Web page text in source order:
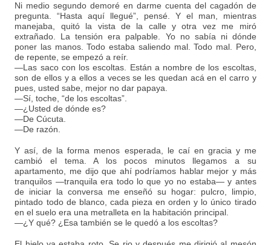
Ni medio segundo demoré en darme cuenta del cagadón de
pregunta. “Hasta aquí llegué”, pensé. Y el man, mientras
manejaba, quitó la vista de la calle y otra vez me miró
extrañado. La tensión era palpable. Yo no sabía ni dónde
poner las manos. Todo estaba saliendo mal. Todo mal. Pero,
de repente, se empezó a reír.
—Las saco con los escoltas. Están a nombre de los escoltas,
son de ellos y a ellos a veces se les quedan acá en el carro y
pues, usted sabe, mejor no dar papaya.
—Sí, toche, “de los escoltas”.
—¿Usted de dónde es?
—De Cúcuta.
—De razón.
Y así, de la forma menos esperada, le caí en gracia y me
cambió el tema. A los pocos minutos llegamos a su
apartamento, me dijo que ahí podríamos hablar mejor y más
tranquilos —tranquila era todo lo que yo no estaba— y antes
de iniciar la conversa me enseñó su hogar: pulcro, limpio,
pintado todo de blanco, cada pieza en orden y lo único tirado
en el suelo era una metralleta en la habitación principal.
—¿Y qué? ¿Esa también se le quedó a los escoltas?